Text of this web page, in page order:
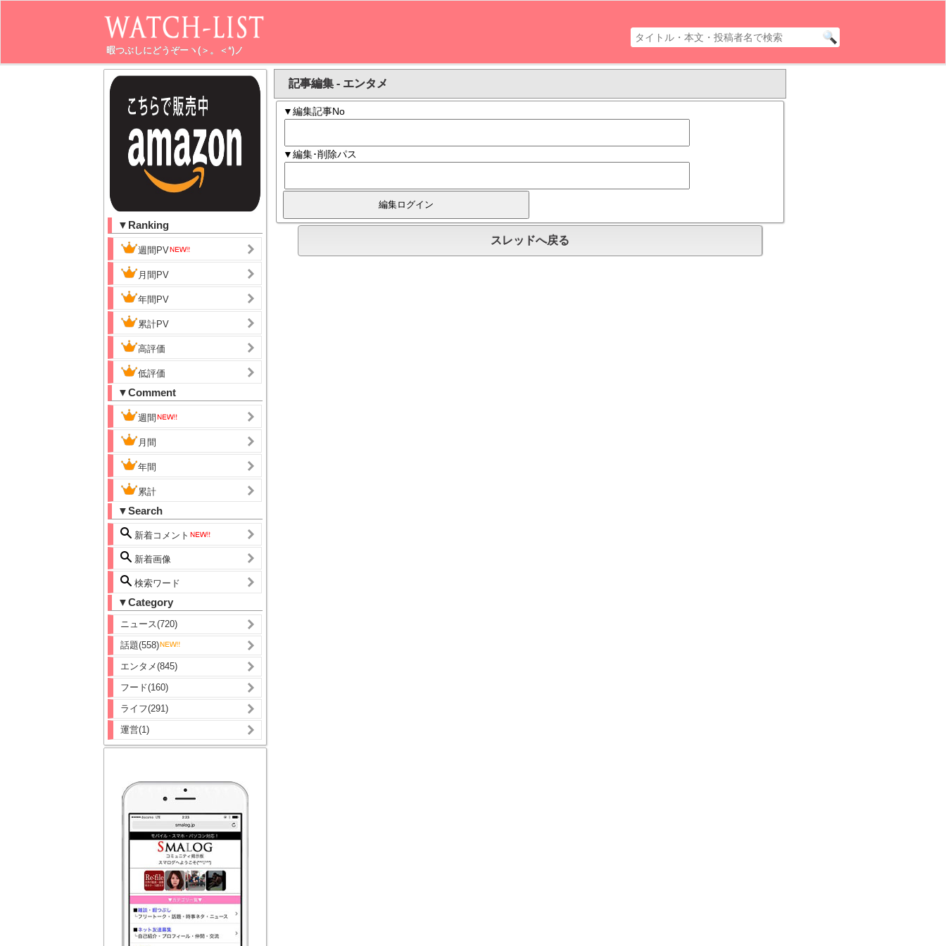
暇つぶしにどうぞーヽ(＞。＜*)ノ
▼Ranking
週間PV
月間PV
年間PV
累計PV
高評価
低評価
▼Comment
週間
月間
年間
累計
▼Search
新着コメント
新着画像
検索ワード
▼Category
ニュース(720)
話題(558)
エンタメ(845)
フード(160)
ライフ(291)
運営(1)
記事編集 - エンタメ
▼編集記事No
▼編集･削除パス
スレッドへ戻る